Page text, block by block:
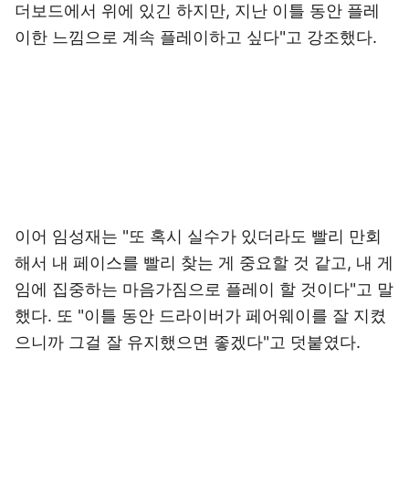
더보드에서 위에 있긴 하지만, 지난 이틀 동안 플레
이한 느낌으로 계속 플레이하고 싶다"고 강조했다.
이어 임성재는 "또 혹시 실수가 있더라도 빨리 만회
해서 내 페이스를 빨리 찾는 게 중요할 것 같고, 내 게
임에 집중하는 마음가짐으로 플레이 할 것이다"고 말
했다. 또 "이틀 동안 드라이버가 페어웨이를 잘 지켰
으니까 그걸 잘 유지했으면 좋겠다"고 덧붙였다.